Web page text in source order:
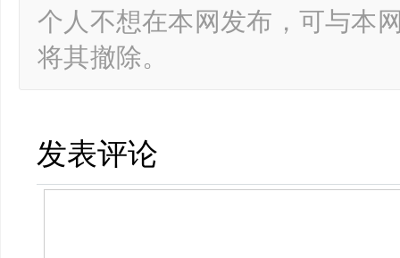
个人不想在本网发布，可与本
将其撤除。
发表评论